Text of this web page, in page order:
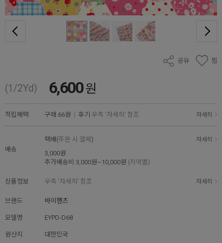
공유 찜
(1/2Yd) 6,600원
적립혜택 구매 66원 | 후기 우측 '자세히' 참조 자세히
배송
택배(주문 시 결제 ) 자세히
3,000원
추가배송비 3,000원~10,000원 (지역별)
상품정보 우측 '자세히' 참조 자세히
브랜드 바이핸즈
모델명 EYPD-D68
원산지 대한민국